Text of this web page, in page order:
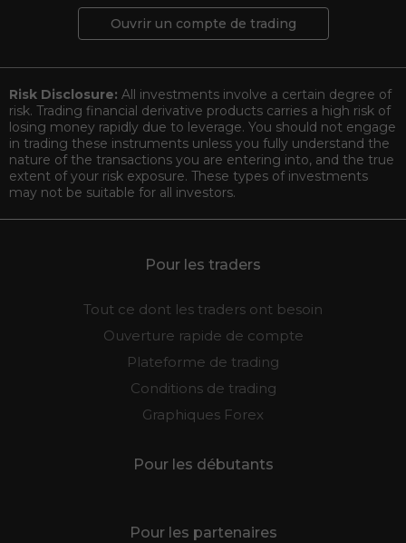
Ouvrir un compte de trading
Risk Disclosure: All investments involve a certain degree of
risk. Trading financial derivative products carries a high risk of
losing money rapidly due to leverage. You should not engage
in trading these instruments unless you fully understand the
nature of the transactions you are entering into, and the true
extent of your risk exposure. These types of investments
may not be suitable for all investors.
Pour les traders
Tout ce dont les traders ont besoin
Ouverture rapide de compte
Plateforme de trading
Conditions de trading
Graphiques Forex
Pour les débutants
Pour les partenaires